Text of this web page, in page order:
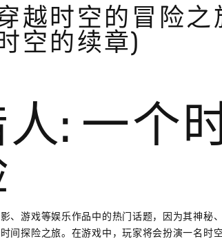
越时空的冒险
空的续章)
: 一个
、游戏等娱乐作品中的热门话题，因为其神秘
间探险之旅。在游戏中，玩家将会扮演一名时